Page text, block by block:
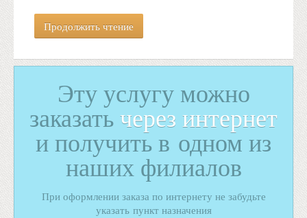
Продолжить чтение
Эту услугу можно
заказатьчерез интернет
и получить в одном из
наших филиалов
При оформлении заказа по интернету не забудьте
указать пункт назначения